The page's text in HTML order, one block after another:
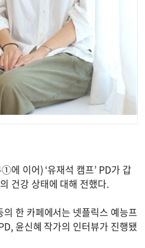
에 이어) ‘유재석 캠프’ PD가 갑
건강 상태에 대해 전했다.
한 카페에서는 넷플릭스 예능프
윤신혜 작가의 인터뷰가 진행됐